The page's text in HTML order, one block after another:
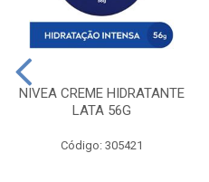
NIVEA CREME HIDRATANTE
LATA 56G
Código: 305421